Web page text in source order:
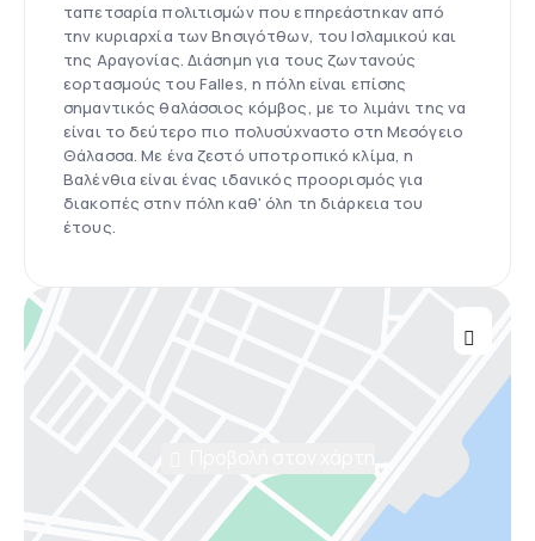
ταπετσαρία πολιτισμών που επηρεάστηκαν από
την κυριαρχία των Βησιγότθων, του Ισλαμικού και
της Αραγονίας. Διάσημη για τους ζωντανούς
εορτασμούς του Falles, η πόλη είναι επίσης
σημαντικός θαλάσσιος κόμβος, με το λιμάνι της να
είναι το δεύτερο πιο πολυσύχναστο στη Μεσόγειο
Θάλασσα. Με ένα ζεστό υποτροπικό κλίμα, η
Βαλένθια είναι ένας ιδανικός προορισμός για
διακοπές στην πόλη καθ' όλη τη διάρκεια του
έτους.